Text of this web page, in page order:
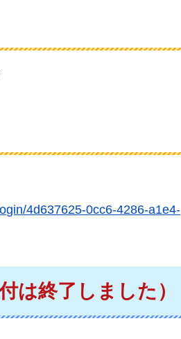
4d637625-0cc6-4286-a1e4-
付は終了しました）